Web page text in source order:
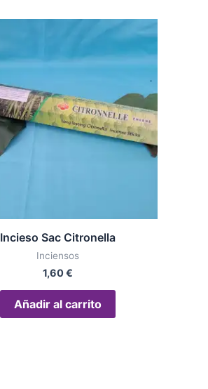
Incieso Sac Citronella
Inciensos
1,60€
Añadir al carrito